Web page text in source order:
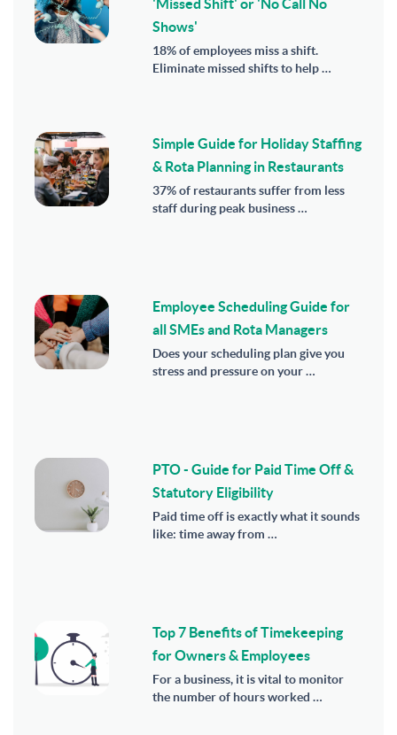
'Missed Shift' or 'No Call No
Shows'
18% of employees miss a shift.
Eliminate missed shifts to help …
Simple Guide for Holiday Staffing
& Rota Planning in Restaurants
37% of restaurants suffer from less
staff during peak business …
Employee Scheduling Guide for
all SMEs and Rota Managers
Does your scheduling plan give you
stress and pressure on your …
PTO - Guide for Paid Time Off &
Statutory Eligibility
Paid time off is exactly what it sounds
like: time away from …
Top 7 Benefits of Timekeeping
for Owners & Employees
For a business, it is vital to monitor
the number of hours worked …